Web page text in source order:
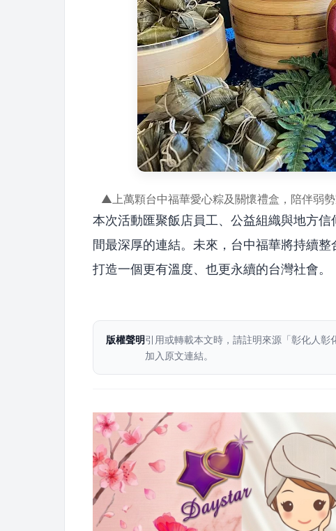
▲上萬顆台中福華愛心粽及關懷禮盒，陪伴弱
本次活動匯聚飯店員工、公益組織與地方
間最深厚的連結。未來，台中福華將持續
打造一個更有溫度、也更永續的台灣社會。
版權聲明引用或轉載本文時，請註明來源「彰化人彰
加入原文連結。